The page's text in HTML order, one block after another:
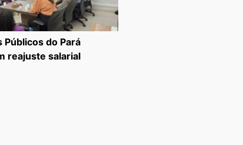
Públicos do Pará
reajuste salarial